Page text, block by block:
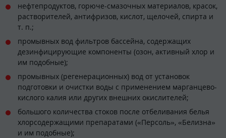
нефтепродуктов, горюче-смазочных материалов, красок,
растворителей, антифризов, кислот, щелочей, спирта и
т. п.;
промывных вод фильтров бассейна, содержащих
дезинфицирующие компоненты (озон, активный хлор и
им подобные);
промывных (регенерационных) вод от установок
подготовки и очистки воды с применением марганцево-
кислого калия или других внешних окислителей;
большого количества стоков после отбеливания белья
хлорсодержащими препаратами («Персоль», «Белизна»
и им подобные);